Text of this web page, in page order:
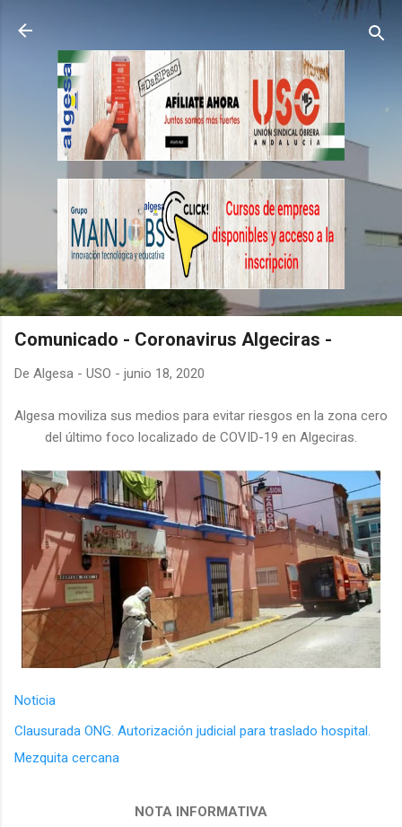
Comunicado - Coronavirus Algeciras -
De Algesa - USO - junio 18, 2020
Algesa moviliza sus medios para evitar riesgos en la zona cero
del último foco localizado de COVID-19 en Algeciras.
Noticia
Clausurada ONG. Autorización judicial para traslado hospital.
Mezquita cercana
NOTA INFORMATIVA